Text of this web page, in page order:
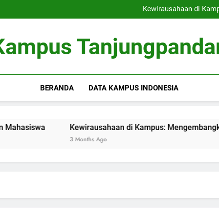
Kewirausahaan di
Inovasi Green Campus:
Kewirausahaan di
Inovasi Green Campus:
BERANDA DATA KAMPUS INDONESIA
Kewirausahaan di Kampus: Mengembangkan
3 Months Ago